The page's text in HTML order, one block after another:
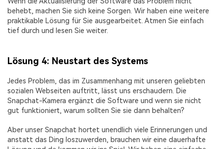
behebt, machen Sie sich keine Sorgen. Wir haben eine weitere
praktikable Lösung für Sie ausgearbeitet. Atmen Sie einfach
tief durch und lesen Sie weiter.
Lösung 4: Neustart des Systems
Jedes Problem, das im Zusammenhang mit unseren geliebten
sozialen Webseiten auftritt, lässt uns erschaudern. Die
Snapchat-Kamera ergänzt die Software und wenn sie nicht
gut funktioniert, warum sollten Sie sie dann behalten?
Aber unser Snapchat hortet unendlich viele Erinnerungen und
anstatt das Ding loszuwerden, brauchen wir eine dauerhafte